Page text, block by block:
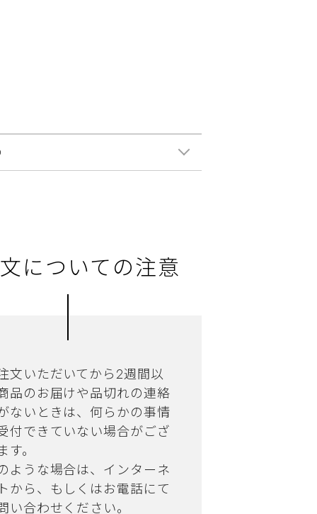
についての注意
文いただいてから2週間以
品のお届けや品切れの連絡
ないときは、何らかの事情
付できていない場合がござ
す。
ような場合は、インターネ
から、もしくはお電話にて
い合わせください。